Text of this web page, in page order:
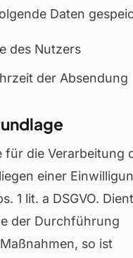
Daten
des Nutzers
der Absendung
für die Verarbeitung
einer
1 lit. a DSGVO.
der Durchführung
so ist